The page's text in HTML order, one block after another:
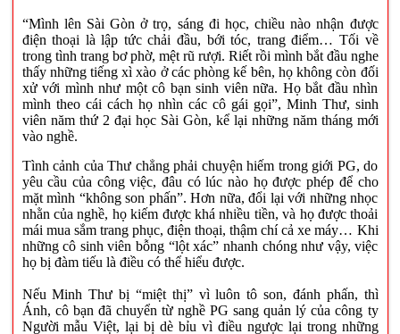
“Mình lên Sài Gòn ở trọ, sáng đi học, chiều nào nhận được
điện thoại là lập tức chải đầu, bới tóc, trang điểm… Tối về
trong tình trang bơ phờ, mệt rũ rượi. Riết rồi mình bắt đầu nghe
thấy những tiếng xì xào ở các phòng kế bên, họ không còn đối
xử với mình như một cô bạn sinh viên nữa. Họ bắt đầu nhìn
mình theo cái cách họ nhìn các cô gái gọi”, Minh Thư, sinh
viên năm thứ 2 đại học Sài Gòn, kể lại những năm tháng mới
vào nghề.
Tình cảnh của Thư chẳng phải chuyện hiếm trong giới PG, do
yêu cầu của công việc, đâu có lúc nào họ được phép để cho
mặt mình “không son phấn”. Hơn nữa, đổi lại với những nhọc
nhằn của nghề, họ kiếm được khá nhiều tiền, và họ được thoải
mái mua sắm trang phục, điện thoại, thậm chí cả xe máy… Khi
những cô sinh viên bỗng “lột xác” nhanh chóng như vậy, việc
họ bị đàm tiếu là điều có thể hiểu được.
Nếu Minh Thư bị “miệt thị” vì luôn tô son, đánh phấn, thì
Ánh, cô bạn đã chuyển từ nghề PG sang quản lý của công ty
Người mẫu Việt, lại bị dè bỉu vì điều ngược lại trong những